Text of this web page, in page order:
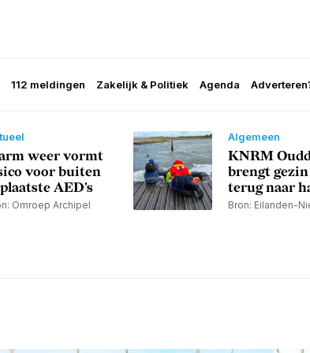
112 meldingen Zakelijk & Politiek Agenda
weer vormt
voor buiten
AED's
Omroep Archipel
Algemeen
KNRM
brengt
terug naar
Bron: Eilanden-